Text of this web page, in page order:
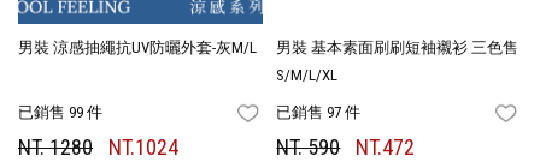
男裝 涼感抽繩抗UV防曬外套-灰M/L
已銷售 99 件 FAVORITES
NT. 1280 NT.1024
男裝 基本素面刷刷短袖襯衫 三色售
S/M/L/XL
已銷售 97 件
NT. 590 NT.472